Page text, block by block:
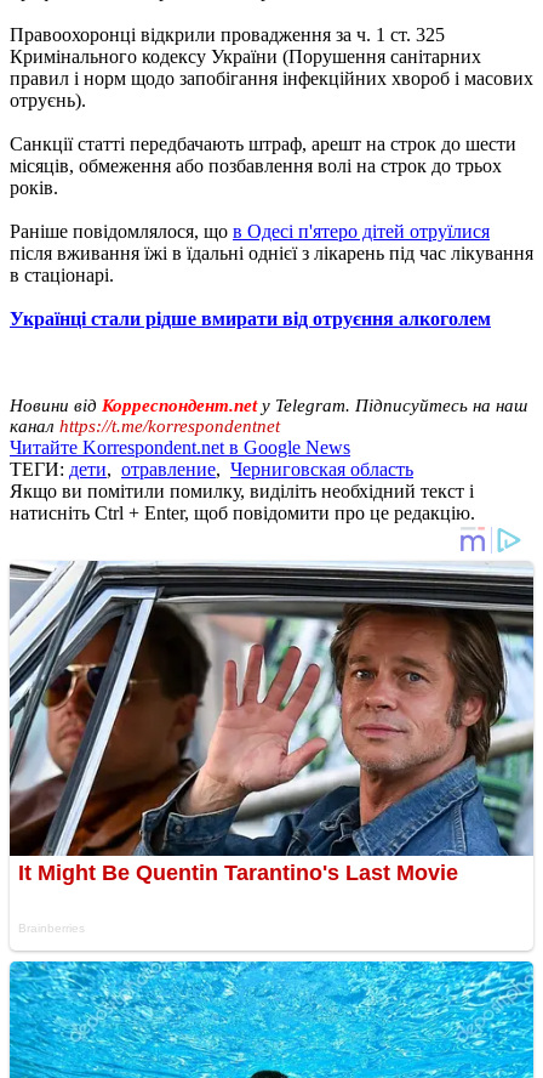
Правоохоронці відкрили провадження за ч. 1 ст. 325
Кримінального кодексу України (Порушення санітарних
правил і норм щодо запобігання інфекційних хвороб і масових
отруєнь).
Санкції статті передбачають штраф, арешт на строк до шести
місяців, обмеження або позбавлення волі на строк до трьох
років.
Раніше повідомлялося, що в Одесі п'ятеро дітей отруїлися
після вживання їжі в їдальні однієї з лікарень під час лікування
в стаціонарі.
Українці стали рідше вмирати від отруєння алкоголем
Новини від Корреспондент.netу Telegram. Підписуйтесь на наш
канал https://t.me/korrespondentnet
Читайте Korrespondent.net в Google News
ТЕГИ: дети, отравление, Черниговская область
Якщо ви помітили помилку, виділіть необхідний текст і
натисніть Ctrl + Enter, щоб повідомити про це редакцію.